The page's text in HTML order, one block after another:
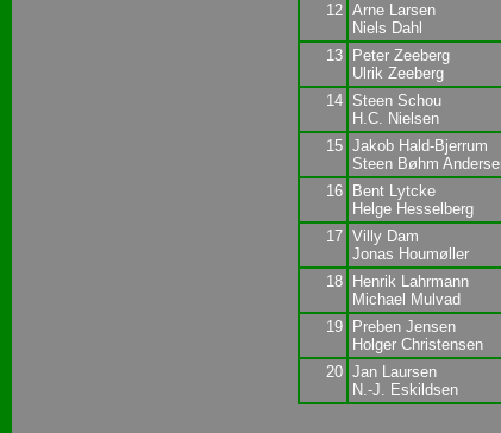
12 Arne Larsen
Niels Dahl
13
Peter Zeeberg
Ulrik Zeeberg
14 Steen Schou
H.C. Nielsen
15 Jakob Hald-Bjerrum
Steen Bøhm
16
Bent Lytcke
Helge Hesselberg
17 Villy Dam
Jonas Houmøller
18
Henrik Lahrmann
Michael Mulvad
19
Preben Jensen
Holger Christensen
20 Jan Laursen
N.-J. Eskildsen